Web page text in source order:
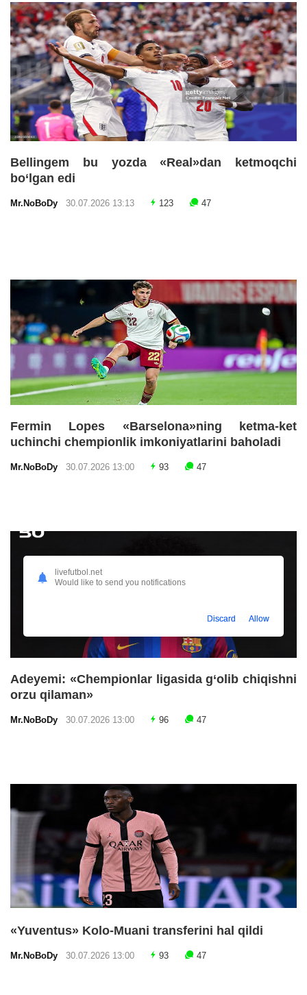
Bellingem bu yozda «Real»dan ketmoqchi
bo‘lgan edi
Mr.NoBoDy 30.07.2026 13:13 123 47
Fermin Lopes «Barselona»ning ketma-ket
uchinchi chempionlik imkoniyatlarini baholadi
Mr.NoBoDy 30.07.2026 13:00 93 47
Adeyemi: «Chempionlar ligasida g‘olib chiqishni
orzu qilaman»
Mr.NoBoDy 30.07.2026 13:00 96 47
«Yuventus» Kolo-Muani transferini hal qildi
Mr.NoBoDy 30.07.2026 13:00 93 47
livefutbol.net
Would like to send you notifications
Discard Allow